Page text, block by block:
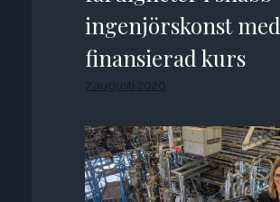
ingenjörskonst med
finansierad kurs
7 augusti 2026